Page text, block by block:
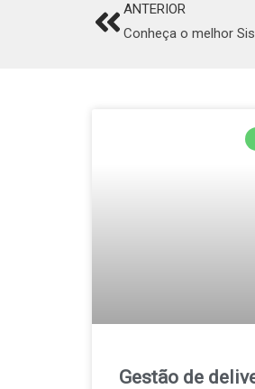
PrevANTERIOR
Conheça o melhor
Gestão de